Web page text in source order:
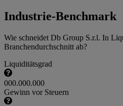
Industrie-Benchmark
Wie schneidet Db Group S.r.l. In
Branchendurchschnitt ab?
Liquiditätsgrad
000.000.000
Gewinn vor Steuern